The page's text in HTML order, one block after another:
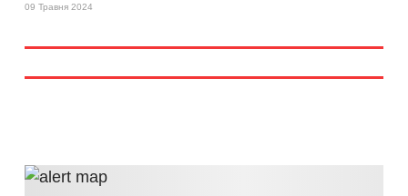
09 Травня 2024